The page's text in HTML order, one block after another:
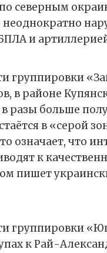
северным
неоднократно
и
группировки
в районе
разы больше
в «серой
означает, что
к
пишет
группировки
к Рай-